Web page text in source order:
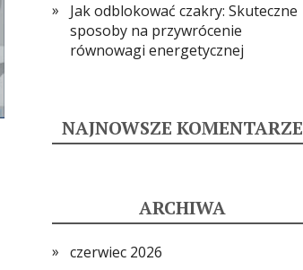
Jak odblokować czakry: Skuteczne
sposoby na przywrócenie
równowagi energetycznej
NAJNOWSZE KOMENTARZE
ARCHIWA
czerwiec 2026